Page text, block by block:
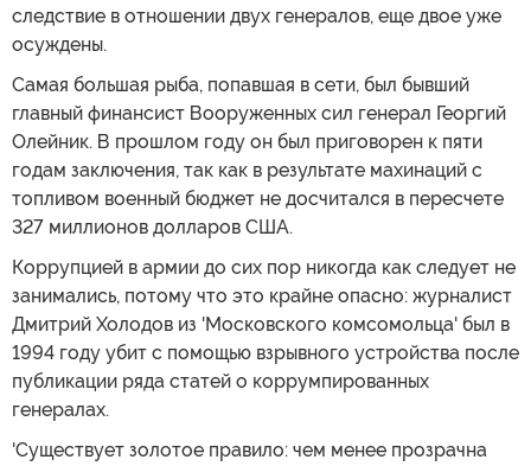
следствие в отношении двух генералов, еще двое уже
осуждены.
Самая большая рыба, попавшая в сети, был бывший
главный финансист Вооруженных сил генерал Георгий
Олейник. В прошлом году он был приговорен к пяти
годам заключения, так как в результате махинаций с
топливом военный бюджет не досчитался в пересчете
327 миллионов долларов США.
Коррупцией в армии до сих пор никогда как следует не
занимались, потому что это крайне опасно: журналист
Дмитрий Холодов из 'Московского комсомольца' был в
1994 году убит с помощью взрывного устройства после
публикации ряда статей о коррумпированных
генералах.
'Существует золотое правило: чем менее прозрачна